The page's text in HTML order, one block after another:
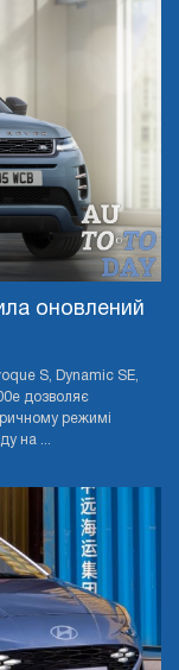
оновлений
S, Dynamic SE,
дозволяє
режимі
на ...